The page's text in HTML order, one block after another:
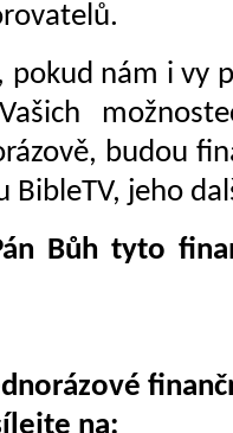
pokud nám i vy
budou
BibleTV, jeho
Bůh tyto
na: